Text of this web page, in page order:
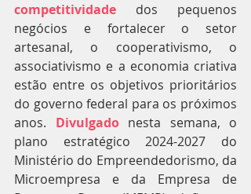
competitividade dos pequenos
negócios e fortalecer o setor
artesanal, o cooperativismo, o
associativismo e a economia criativa
estão entre os objetivos prioritários
do governo federal para os próximos
anos. Divulgado nesta semana, o
plano estratégico 2024-2027 do
Ministério do Empreendedorismo, da
Microempresa e da Empresa de